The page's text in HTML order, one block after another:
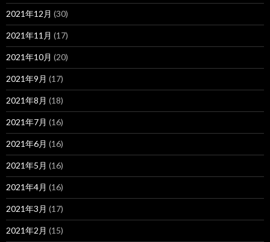
2021年12月 (30)
2021年11月 (17)
2021年10月 (20)
2021年9月 (17)
2021年8月 (18)
2021年7月 (16)
2021年6月 (16)
2021年5月 (16)
2021年4月 (16)
2021年3月 (17)
2021年2月 (15)